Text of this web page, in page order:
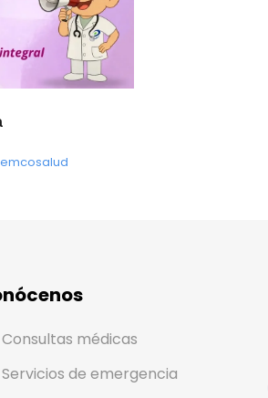
Consultas médicas
Servicios de emergencia